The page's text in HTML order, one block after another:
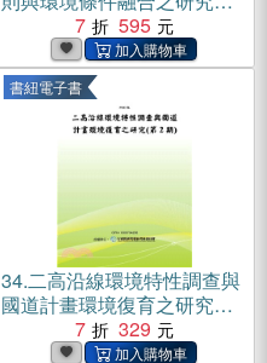
畫(電子書)
7 595
書紐電子書
34.二高沿線環境特性調查與
國道計畫環境復育之研究
〈第2期〉(電子書)
7 329